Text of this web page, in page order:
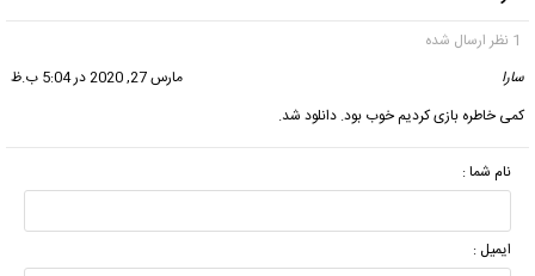
1 نظر ارسال شده
سارا
مارس 27, 2020 در 5:04 ب.ظ
کمی خاطره بازی کردیم خوب بود. دانلود شد.
نام شما :
ایمیل :